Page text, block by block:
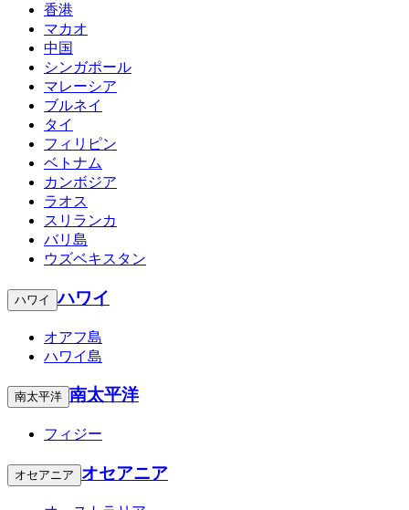
香港
マカオ
中国
シンガポール
マレーシア
ブルネイ
タイ
フィリピン
ベトナム
カンボジア
ラオス
スリランカ
バリ島
ウズベキスタン
ハワイ ハワイ
オアフ島
ハワイ島
南太平洋 南太平洋
フィジー
オセアニア オセアニア